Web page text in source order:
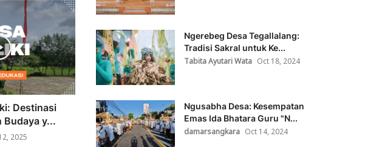
Destinasi
Budaya y...
2025
Ngerebeg Desa Tegallalang:
Tradisi Sakral untuk Ke...
Tabita Ayutari Wata Oct 18, 2024
Ngusabha Desa: Kesempatan
Emas Ida Bhatara Guru "N...
damarsangkara Oct 14, 2024